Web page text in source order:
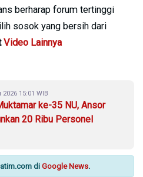
berharap forum tertinggi
sosok yang bersih dari
Video Lainnya
15:01 WIB
ke-35 NU, Ansor
20 Ribu Personel
diGoogle News.